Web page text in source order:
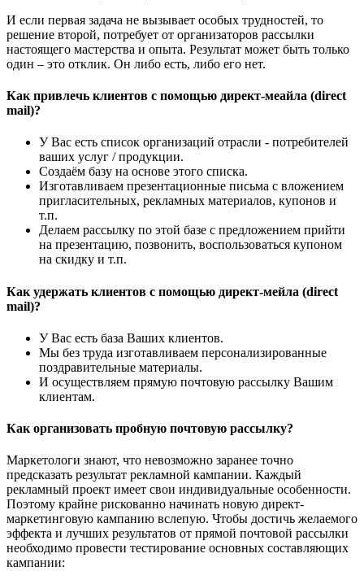
И если первая задача не вызывает особых трудностей, то
решение второй, потребует от организаторов рассылки
настоящего мастерства и опыта. Результат может быть только
один – это отклик. Он либо есть, либо его нет.
Как привлечь клиентов с помощью директ-меайла (direct
mail)?
У Вас есть список организаций отрасли - потребителей
ваших услуг / продукции.
Создаём базу на основе этого списка.
Изготавливаем презентационные письма с вложением
пригласительных, рекламных материалов, купонов и
т.п.
Делаем рассылку по этой базе с предложением прийти
на презентацию, позвонить, воспользоваться купоном
на скидку и т.п.
Как удержать клиентов с помощью директ-мейла (direct
mail)?
У Вас есть база Ваших клиентов.
Мы без труда изготавливаем персонализированные
поздравительные материалы.
И осуществляем прямую почтовую рассылку Вашим
клиентам.
Как организовать пробную почтовую рассылку?
Маркетологи знают, что невозможно заранее точно
предсказать результат рекламной кампании. Каждый
рекламный проект имеет свои индивидуальные особенности.
Поэтому крайне рискованно начинать новую директ-
маркетинговую кампанию вслепую. Чтобы достичь желаемого
эффекта и лучших результатов от прямой почтовой рассылки
необходимо провести тестирование основных составляющих
кампании: